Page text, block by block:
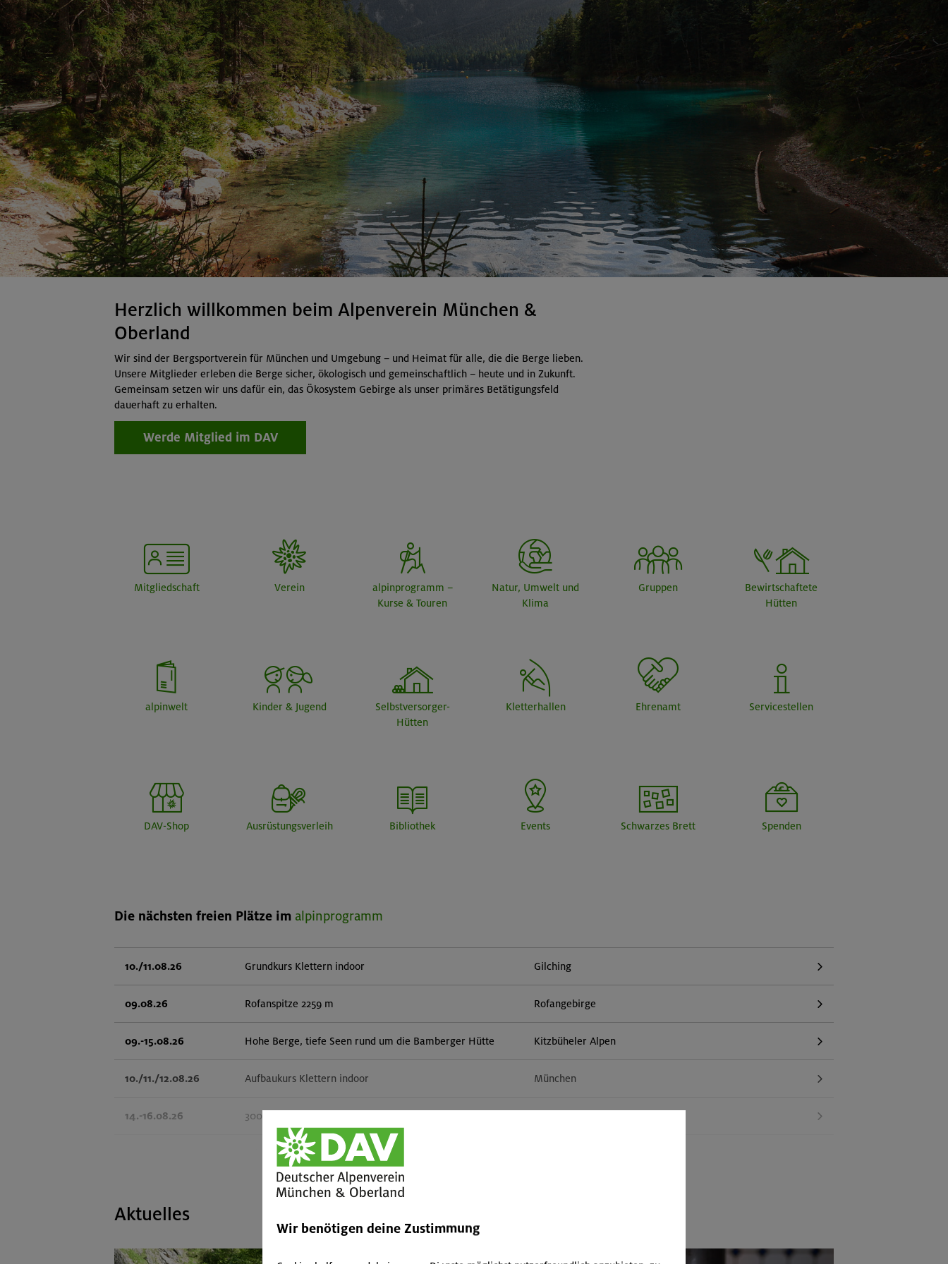
Herzlich willkommen beim Alpenverein München &
Oberland
Wir sind der Bergsportverein für München und Umgebung – und Heimat für alle, die die Berge lieben.
Unsere Mitglieder erleben die Berge sicher, ökologisch und gemeinschaftlich – heute und in Zukunft.
Gemeinsam setzen wir uns dafür ein, das Ökosystem Gebirge als unser primäres Betätigungsfeld
dauerhaft zu erhalten.
Werde Mitglied im DAV
Mitgliedschaft Verein
alpinprogramm –
Kurse & Touren
Natur, Umwelt und
Klima
Gruppen
Bewirtschaftete
Hütten
alpinwelt Kinder & Jugend
Selbstversorger-
Hütten
Kletterhallen Ehrenamt Servicestellen
DAV-Shop Ausrüstungsverleih Bibliothek Events Schwarzes Brett Spenden
Die nächsten freien Plätze im alpinprogramm
10./11.08.26 Grundkurs Klettern indoor Gilching
09.08.26 Rofanspitze 2259 m Rofangebirge
09.-15.08.26 Hohe Berge, tiefe Seen rund um die Bamberger Hütte Kitzbüheler Alpen
10./11./12.08.26 Aufbaukurs Klettern indoor München
14.-16.08.26 3000er-Rundtour in der Sonnblickgruppe
Schönbichler Horn 3133 m (Überschreitung)
Klettertreff indoor
Hohes Licht 2651 m, Rappenseekopf 2468 m
Aktuelles
Wir benötigen deine Zustimmung